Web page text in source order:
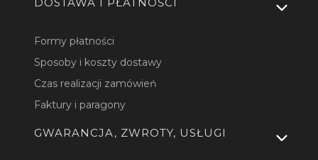
Formy płatności
Sposoby i koszty dostawy
Czas realizacji zamówień
Faktury i paragony
GWARANCJA, ZWROTY, USŁUGI